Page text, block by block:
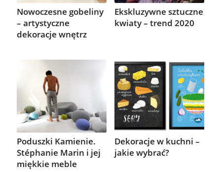
Nowoczesne gobeliny
– artystyczne
dekoracje wnętrz
Ekskluzywne sztuczne
kwiaty – trend 2020
Poduszki Kamienie.
Stéphanie Marin i jej
miękkie meble
Dekoracje w kuchni –
jakie wybrać?